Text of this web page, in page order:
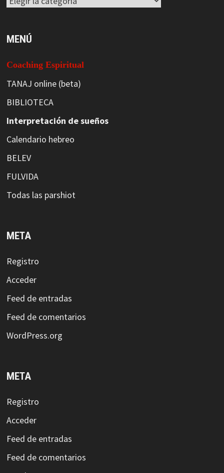
MENÚ
Coaching Espiritual
TANAJ online (beta)
BIBLIOTECA
Interpretación de sueños
Calendario hebreo
BELEV
FULVIDA
Todas las parshiot
META
Registro
Acceder
Feed de entradas
Feed de comentarios
WordPress.org
META
Registro
Acceder
Feed de entradas
Feed de comentarios